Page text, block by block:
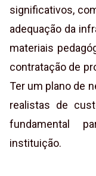
significativos,
adequação da
materiais
contratação de
Ter um plano de
realistas de
fundamental
instituição.